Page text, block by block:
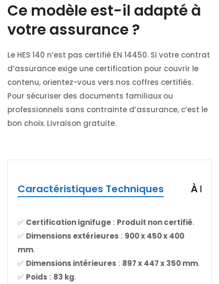
Ce modèle est-il adapté à
votre assurance ?
Le HES 140 n’est pas certifié EN 14450. Si votre contrat
d’assurance exige une certification pour couvrir le
contenu, orientez-vous vers nos coffres certifiés.
Pour sécuriser des documents familiaux ou
professionnels sans contrainte d’assurance, c’est le
bon choix. Livraison gratuite.
Caractéristiques Techniques À
✅ Certification ignifuge : Produit non certifié.
✅ Dimensions extérieures : 900 x 450 x 400
mm.
✅ Dimensions intérieures : 897 x 447 x 350 mm.
✅ Poids : 83 kg.